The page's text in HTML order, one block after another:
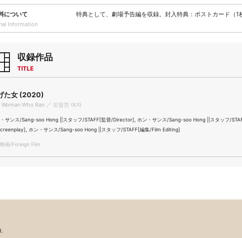
について
Information
特典として、劇場予告編を収録。封入特典：ポストカード（1
収録作品
TITLE
た女 (2020)
Who Ran ／ 도망친 여자
サンス/Sang-soo Hong ||スタッフ/STAFF[監督/Director], ホン・サンス/Sang-soo Hong ||スタッフ/
ホン・サンス/Sang-soo Hong ||スタッフ/STAFF[編集/Film Editing]
画/Foreign Film